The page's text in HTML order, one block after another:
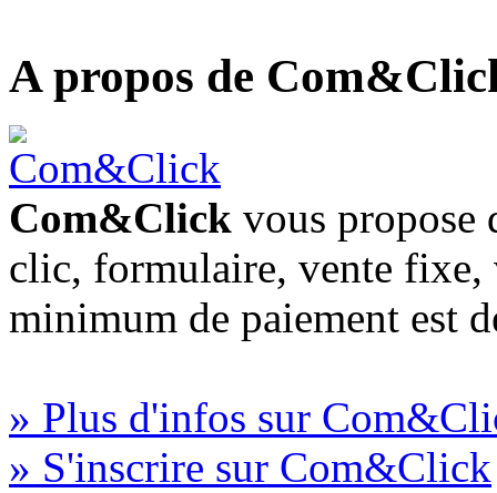
A propos de
Com&Click vous propose
clic, formulaire, vente fixe,
minimum de paiement est
» Plus d'infos sur
» S'inscrire sur Com&Click